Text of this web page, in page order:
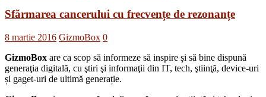
Sfărmarea cancerului cu frecvențe de rezonanțe
8 martie 2016 GizmoBox 0
GizmoBox are ca scop să informeze să inspire şi să bine dispună
generaţia digitală, cu ştiri şi informaţii din IT, tech, ştiinţă, device-uri
și gaget-uri de ultimă generație.